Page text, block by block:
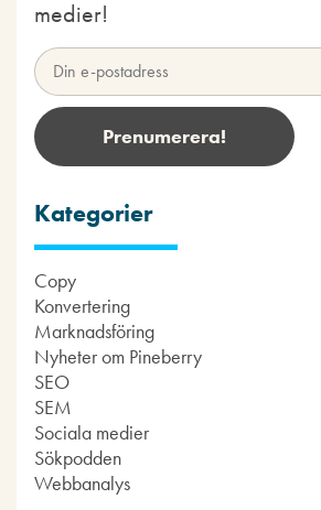
medier!
Kategorier
Copy
Konvertering
Marknadsföring
Nyheter om Pineberry
SEO
SEM
Sociala medier
Sökpodden
Webbanalys